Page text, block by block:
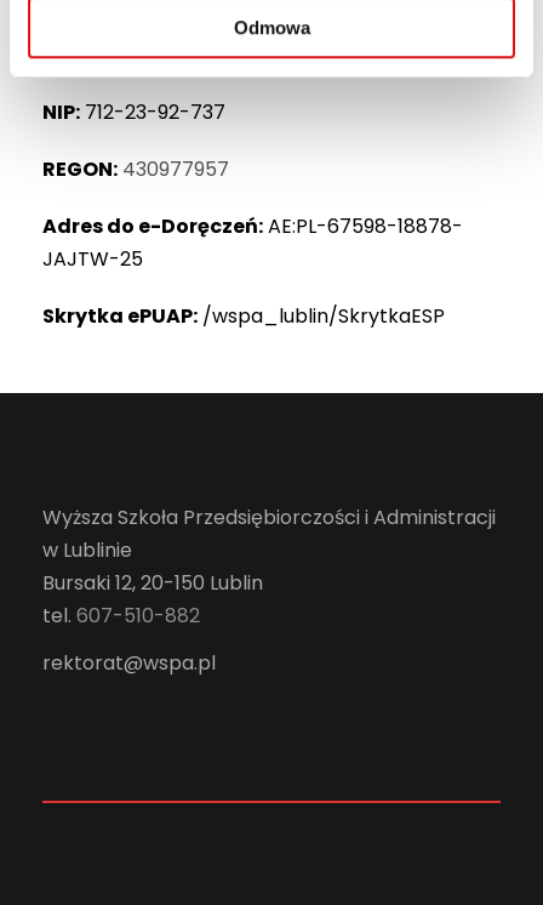
Odmowa
e-mail:rektorat@wspa.pl
NIP: 712-23-92-737
REGON: 430977957
Adres do e-Doręczeń:AE:PL-67598-18878-
JAJTW-25
Skrytka ePUAP: /wspa_lublin/SkrytkaESP
Wyższa Szkoła Przedsiębiorczości i Administracji
w Lublinie
Bursaki 12, 20-150 Lublin
tel. 607-510-882
rektorat@wspa.pl